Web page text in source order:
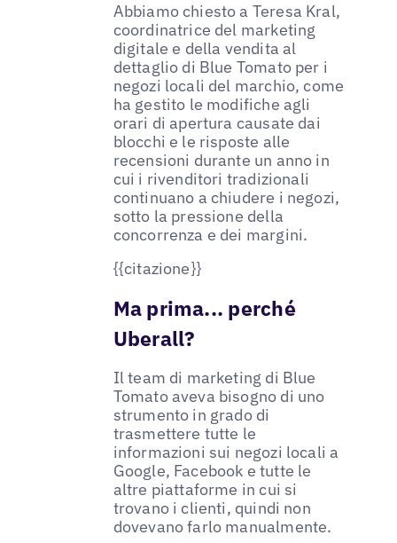
Abbiamo chiesto a Teresa Kral,
coordinatrice del marketing
digitale e della vendita al
dettaglio di Blue Tomato per i
negozi locali del marchio, come
ha gestito le modifiche agli
orari di apertura causate dai
blocchi e le risposte alle
recensioni durante un anno in
cui i rivenditori tradizionali
continuano a chiudere i negozi,
sotto la pressione della
concorrenza e dei margini.
{{citazione}}
Ma prima... perché
Uberall?
Il team di marketing di Blue
Tomato aveva bisogno di uno
strumento in grado di
trasmettere tutte le
informazioni sui negozi locali a
Google, Facebook e tutte le
altre piattaforme in cui si
trovano i clienti, quindi non
dovevano farlo manualmente.